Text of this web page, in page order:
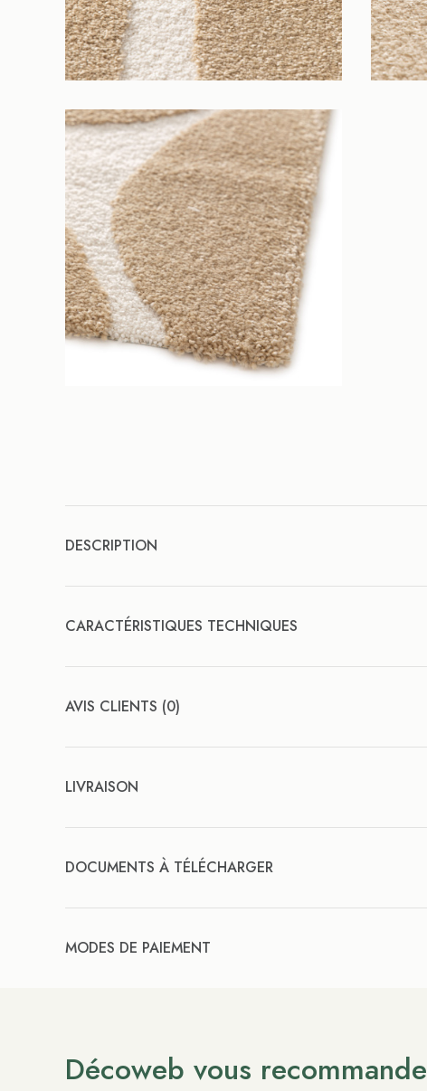
DESCRIPTION
CARACTÉRISTIQUES TECHNIQUES
AVIS CLIENTS (0)
LIVRAISON
DOCUMENTS À TÉLÉCHARGER
MODES DE PAIEMENT
Décoweb vous recommande